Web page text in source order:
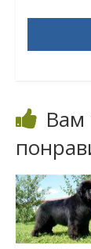
Вам